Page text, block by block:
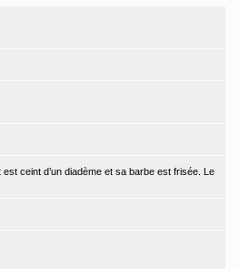
ceint d’un diadème et sa barbe est frisée. Le